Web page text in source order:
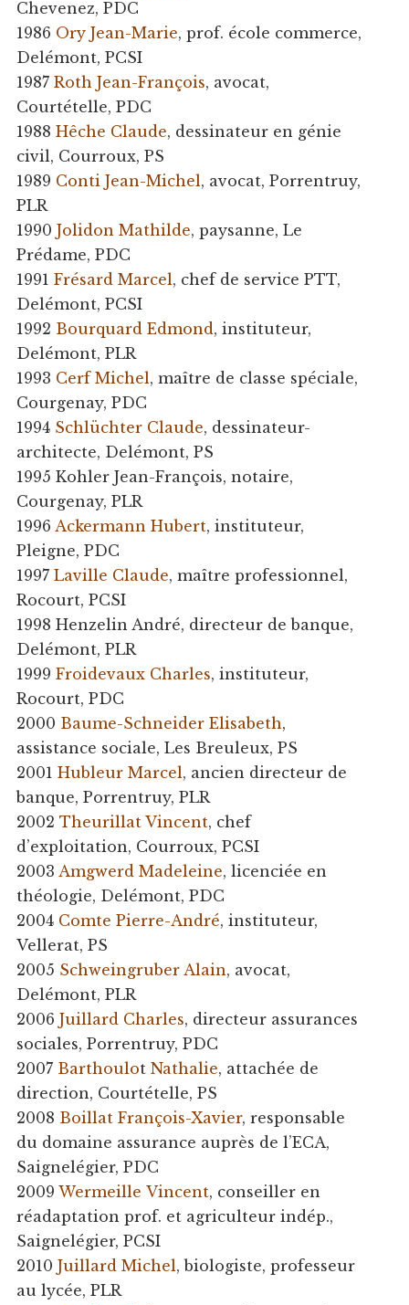
Chevenez, PDC
1986 Ory Jean-Marie, prof. école commerce,
Delémont, PCSI
1987 Roth Jean-François, avocat,
Courtételle, PDC
1988 Hêche Claude, dessinateur en génie
civil, Courroux, PS
1989 Conti Jean-Michel, avocat, Porrentruy,
PLR
1990 Jolidon Mathilde, paysanne, Le
Prédame, PDC
1991 Frésard Marcel, chef de service PTT,
Delémont, PCSI
1992 Bourquard Edmond, instituteur,
Delémont, PLR
1993 Cerf Michel, maître de classe spéciale,
Courgenay, PDC
1994 Schlüchter Claude, dessinateur-
architecte, Delémont, PS
1995 Kohler Jean-François, notaire,
Courgenay, PLR
1996 Ackermann Hubert, instituteur,
Pleigne, PDC
1997 Laville Claude, maître professionnel,
Rocourt, PCSI
1998 Henzelin André, directeur de banque,
Delémont, PLR
1999 Froidevaux Charles, instituteur,
Rocourt, PDC
2000 Baume-Schneider Elisabeth,
assistance sociale, Les Breuleux, PS
2001 Hubleur Marcel, ancien directeur de
banque, Porrentruy, PLR
2002 Theurillat Vincent, chef
d’exploitation, Courroux, PCSI
2003 Amgwerd Madeleine, licenciée en
théologie, Delémont, PDC
2004 Comte Pierre-André, instituteur,
Vellerat, PS
2005 Schweingruber Alain, avocat,
Delémont, PLR
2006 Juillard Charles, directeur assurances
sociales, Porrentruy, PDC
2007 Barthoulot Nathalie, attachée de
direction, Courtételle, PS
2008 Boillat François-Xavier, responsable
du domaine assurance auprès de l’ECA,
Saignelégier, PDC
2009 Wermeille Vincent, conseiller en
réadaptation prof. et agriculteur indép.,
Saignelégier, PCSI
2010 Juillard Michel, biologiste, professeur
au lycée, PLR